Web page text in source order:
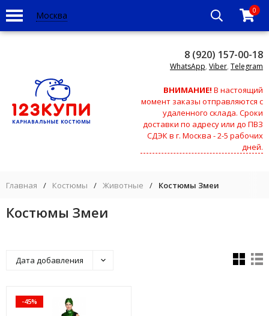
Москва 0
8 (920) 157-00-18
WhatsApp, Viber, Telegram
ВНИМАНИЕ! В настоящий
момент заказы отправляются с
удаленного склада. Сроки
доставки по адресу или до ПВЗ
СДЭК в г. Москва - 2-5 рабочих
дней.
Главная / Костюмы / Животные / Костюмы Змеи
Костюмы Змеи
Дата добавления
-45%